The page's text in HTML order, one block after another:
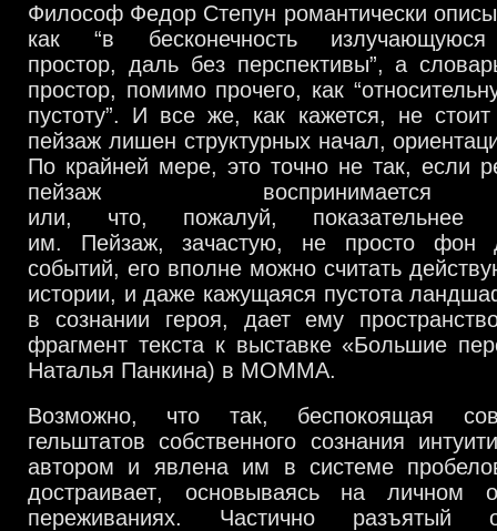
Философ Федор Степун романтически
как “в бесконечность излучающуюся
простор, даль без перспективы”,а
простор, помимо прочего, как
пустоту”. И все же, как кажется, не стоит
пейзаж лишен структурных начал,
По крайней мере, это точно не так, если
пейзаж
или, что, пожалуй,
им. Пейзаж,зачастую, не просто фон
событий, его вполне можно считать
истории, и даже кажущаяся пустота
в сознании героя, дает ему
фрагмент текста к выставке «Большие
Наталья Панкина) в МОММА.
Возможно, что так, беспокоящая
гельштатов собственного сознания
автором и явлена им в системе
достраивает, основываясь на личном
переживаниях. Частично разъятый